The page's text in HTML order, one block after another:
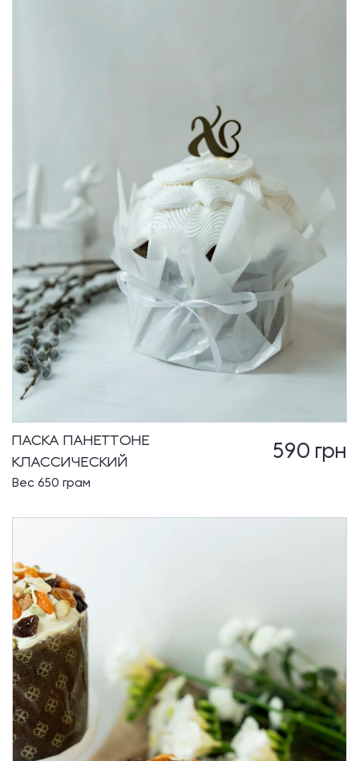
ПАСКА ПАНЕТТОНЕ
КЛАССИЧЕСКИЙ
590 грн
Вес 650 грам